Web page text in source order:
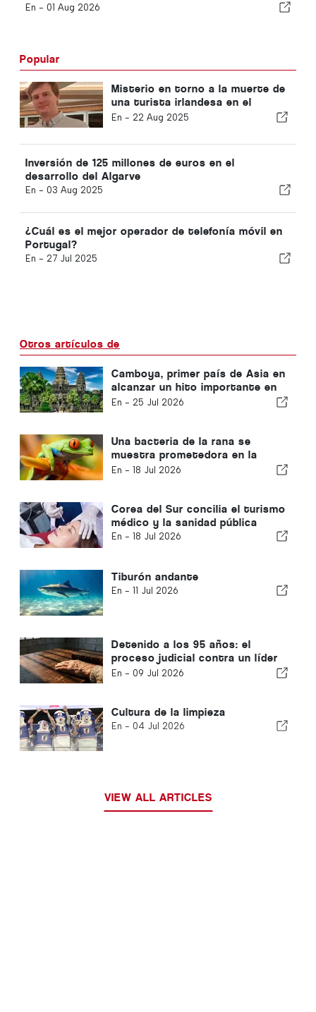
En - 01 Aug 2026
Popular
Misterio en torno a la muerte de
una turista irlandesa en el
Algarve
En - 22 Aug 2025
Inversión de 125 millones de euros en el
desarrollo del Algarve
En - 03 Aug 2025
¿Cuál es el mejor operador de telefonía móvil en
Portugal?
En - 27 Jul 2025
Otros artículos de
Camboya, primer país de Asia en
alcanzar un hito importante en
la lucha contra el VIH
En - 25 Jul 2026
Una bacteria de la rana se
muestra prometedora en la
lucha contra el cáncer
En - 18 Jul 2026
Corea del Sur concilia el turismo
médico y la sanidad pública
En - 18 Jul 2026
Tiburón andante
En - 11 Jul 2026
Detenido a los 95 años: el
proceso judicial contra un líder
religioso en Corea del Sur
En - 09 Jul 2026
Cultura de la limpieza
En - 04 Jul 2026
VIEW ALL ARTICLES